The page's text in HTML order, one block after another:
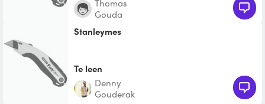
Thomas
Gouda
Stanleymes
Te leen
Denny
Gouderak